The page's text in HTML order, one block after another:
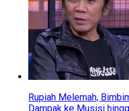
Rupiah Melemah,
Dampak ke Musisi